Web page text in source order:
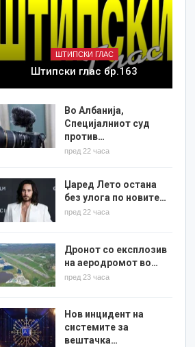
ШТИПСКИ ГЛАС
Штипски глас бр.163
Во Албанија,
Специјалниот суд
против…
пред 22 часа
Џаред Лето остана
без улога по новите…
пред 22 часа
Дронот со експлозив
на аеродромот во…
пред 23 часа
Нов инцидент на
системите за
вештачка…